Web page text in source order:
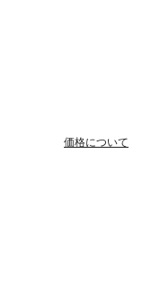
価格について